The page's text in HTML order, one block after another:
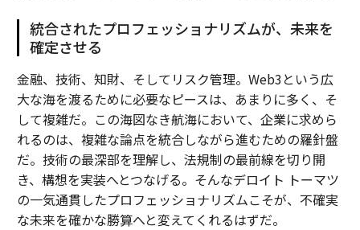
統合されたプロフェッショナリズムが、未来を
確定させる
金融、技術、知財、そしてリスク管理。Web3という広
大な海を渡るために必要なピースは、あまりに多く、そ
して複雑だ。この海図なき航海において、企業に求めら
れるのは、複雑な論点を統合しながら進むための羅針盤
だ。技術の最深部を理解し、法規制の最前線を切り開
き、構想を実装へとつなげる。そんなデロイト トーマツ
の一気通貫したプロフェッショナリズムこそが、不確実
な未来を確かな勝算へと変えてくれるはずだ。